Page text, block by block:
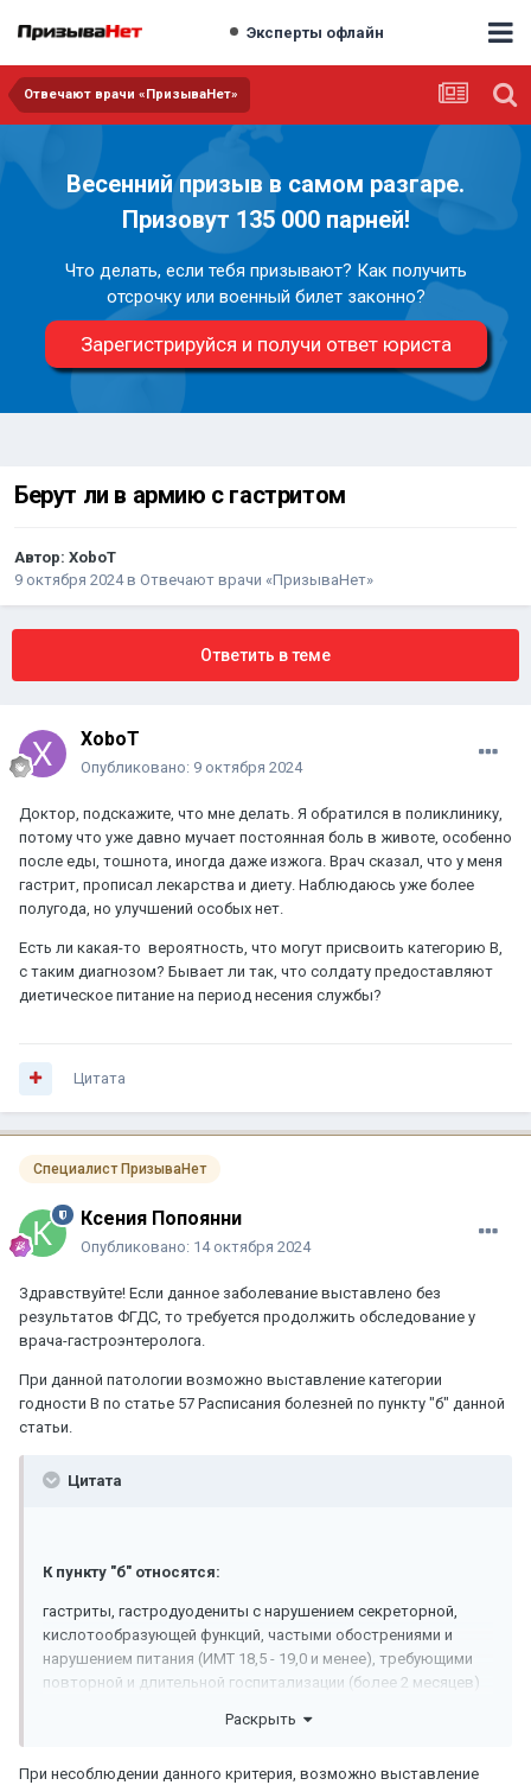
Эксперты офлайн
Отвечают врачи «ПризываНет»
Весенний призыв в самом разгаре.
Призовут 135 000 парней!
Что делать, если тебя призывают? Как получить
отсрочку или военный билет законно?
Зарегистрируйся и получи ответ юриста
Берут ли в армию с гастритом
Автор: XoboT
9 октября 2024в Отвечают врачи «ПризываНет»
Ответить в теме
XoboT
Опубликовано: 9 октября 2024
Доктор, подскажите, что мне делать. Я обратился в поликлинику,
потому что уже давно мучает постоянная боль в животе, особенно
после еды, тошнота, иногда даже изжога. Врач сказал, что у меня
гастрит, прописал лекарства и диету. Наблюдаюсь уже более
полугода, но улучшений особых нет.
Есть ли какая-то вероятность, что могут присвоить категорию В,
с таким диагнозом? Бывает ли так, что солдату предоставляют
диетическое питание на период несения службы?
Цитата
Специалист ПризываНет
Ксения Попоянни
Опубликовано: 14 октября 2024
Здравствуйте! Если данное заболевание выставлено без
результатов ФГДС, то требуется продолжить обследование у
врача-гастроэнтеролога.
При данной патологии возможно выставление категории
годности В по статье 57 Расписания болезней по пункту "б" данной
статьи.
Цитата
К пункту "б" относятся:
гастриты, гастродуодениты с нарушением секреторной,
кислотообразующей функций, частыми обострениями и
нарушением питания (ИМТ 18,5 - 19,0 и менее), требующими
повторной и длительной госпитализации (более 2 месяцев)
Раскрыть
При несоблюдении данного критерия, возможно выставление